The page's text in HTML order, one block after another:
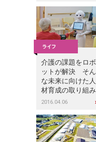
介護の課題をロボ
ットが解決 そん
な未来に向けた人
材育成の取り組み
2016.04.06